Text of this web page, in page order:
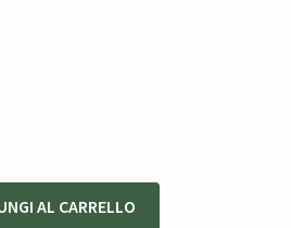
AL CARRELLO